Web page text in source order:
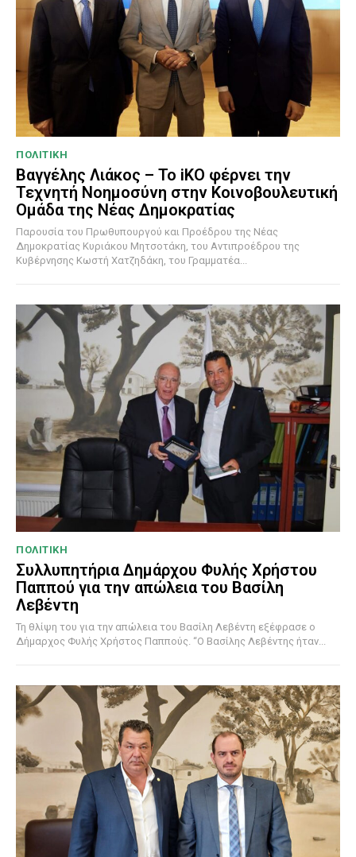
ΠΟΛΙΤΙΚΗ
Βαγγέλης Λιάκος – Το iKO φέρνει την
Τεχνητή Νοημοσύνη στην Κοινοβουλευτική
Ομάδα της Νέας Δημοκρατίας
Παρουσία του Πρωθυπουργού και Προέδρου της Νέας
Δημοκρατίας Κυριάκου Μητσοτάκη, του Αντιπροέδρου της
Κυβέρνησης Κωστή Χατζηδάκη, του Γραμματέα...
ΠΟΛΙΤΙΚΗ
Συλλυπητήρια Δημάρχου Φυλής Χρήστου
Παππού για την απώλεια του Βασίλη
Λεβέντη
Τη θλίψη του για την απώλεια του Βασίλη Λεβέντη εξέφρασε ο
Δήμαρχος Φυλής Χρήστος Παππούς. “Ο Βασίλης Λεβέντης ήταν...